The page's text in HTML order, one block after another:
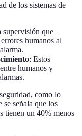
de los sistemas de
supervisión que
humanos al
: Estos
humanos y
como lo
se señala que los
tienen un 40% menos